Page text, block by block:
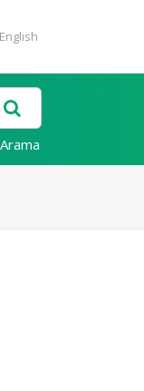
English